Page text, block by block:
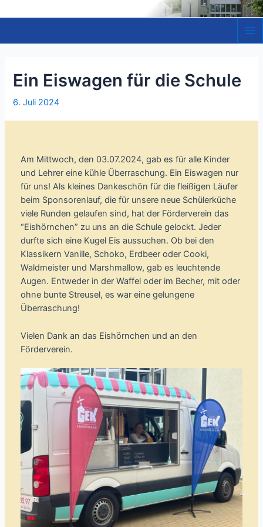
Inhalt
Ein Eiswagen für die Schule
6. Juli 2024
Am Mittwoch, den 03.07.2024, gab es für alle Kinder
und Lehrer eine kühle Überraschung. Ein Eiswagen nur
für uns! Als kleines Dankeschön für die fleißigen Läufer
beim Sponsorenlauf, die für unsere neue Schülerküche
viele Runden gelaufen sind, hat der Förderverein das
“Eishörnchen” zu uns an die Schule gelockt. Jeder
durfte sich eine Kugel Eis aussuchen. Ob bei den
Klassikern Vanille, Schoko, Erdbeer oder Cooki,
Waldmeister und Marshmallow, gab es leuchtende
Augen. Entweder in der Waffel oder im Becher, mit oder
ohne bunte Streusel, es war eine gelungene
Überraschung!
Vielen Dank an das Eishörnchen und an den
Förderverein.